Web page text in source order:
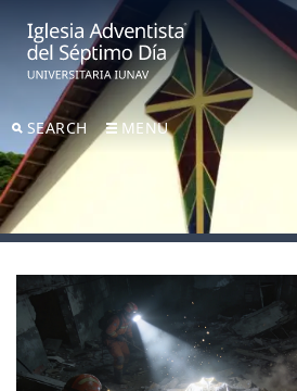
SEARCH MENU